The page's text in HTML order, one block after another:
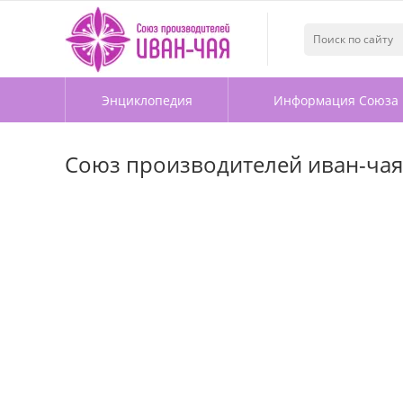
Энциклопедия Информация Союза
Союз производителей иван-чая